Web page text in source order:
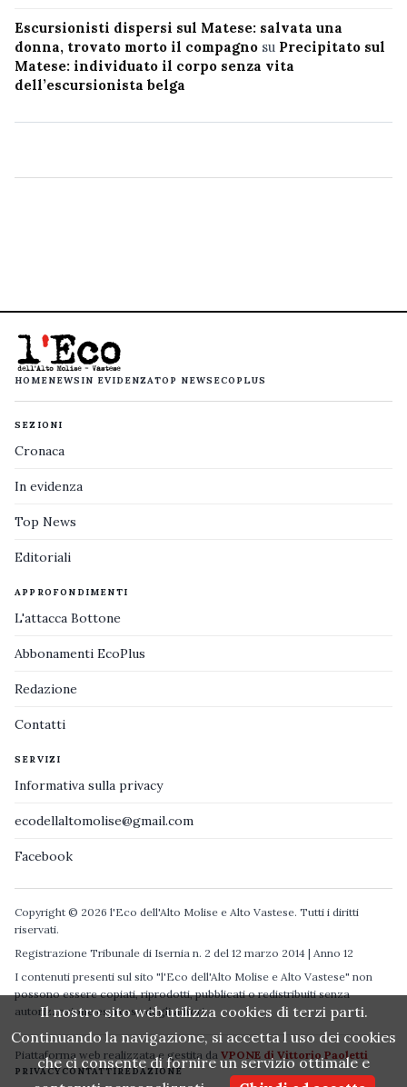
Escursionisti dispersi sul Matese: salvata una
donna, trovato morto il compagno su Precipitato sul
Matese: individuato il corpo senza vita
dell’escursionista belga
HOMENEWS IN EVIDENZATOP NEWS ECOPLUS
SEZIONI
Cronaca
In evidenza
Top News
Editoriali
APPROFONDIMENTI
L'attacca Bottone
Abbonamenti EcoPlus
Redazione
Contatti
SERVIZI
Informativa sulla privacy
ecodellaltomolise@gmail.com
Facebook
Copyright © 2026 l'Eco dell'Alto Molise e Alto Vastese. Tutti i diritti
riservati.
Registrazione Tribunale di Isernia n. 2 del 12 marzo 2014 | Anno 12
I contenuti presenti sul sito "l'Eco dell'Alto Molise e Alto Vastese" non
possono essere copiati, riprodotti, pubblicati o redistribuiti senza
autorizzazione espressa degli autori.
Piattaforma web realizzata e gestita da VPONE di Vittorio Paoletti
PRIVACYCONTATTIREDAZIONE
Il nostro sito web utilizza cookies di terzi parti.
Continuando la navigazione, si accetta l uso dei cookies
che ci consente di fornire un servizio ottimale e